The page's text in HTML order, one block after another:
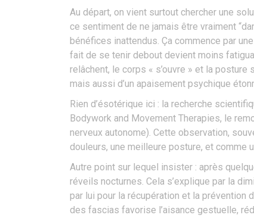
Au départ, on vient surtout chercher une
ce sentiment de ne jamais être vraiment
bénéfices inattendus. Ça commence par
fait de se tenir debout devient moins
relâchent, le corps « s’ouvre » et la
mais aussi d’un apaisement psychique
Rien d’ésotérique ici : la recherche
Bodywork and Movement Therapies, le
nerveux autonome). Cette observation,
douleurs, une meilleure posture, et comme
Autre point sur lequel insister : après
réveils nocturnes. Cela s’explique par la
par lui pour la récupération et la
des fascias favorise l’aisance gestuelle,